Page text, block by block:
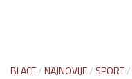
BLACE/NAJNOVIJE/ SPORT/